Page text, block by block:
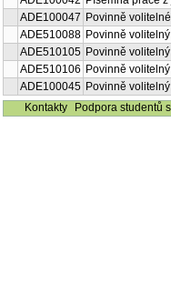
ADE100047 Povinně
ADE510088 Povinně
ADE510105 Povinně volitelný
ADE510106 Povinně
ADE100045 Povinně
Kontakty
Podpora studentů